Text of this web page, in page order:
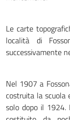
Le carte
località di
successivamente
Nel 1907 a
costruita la scuola
solo dopo il 1924.